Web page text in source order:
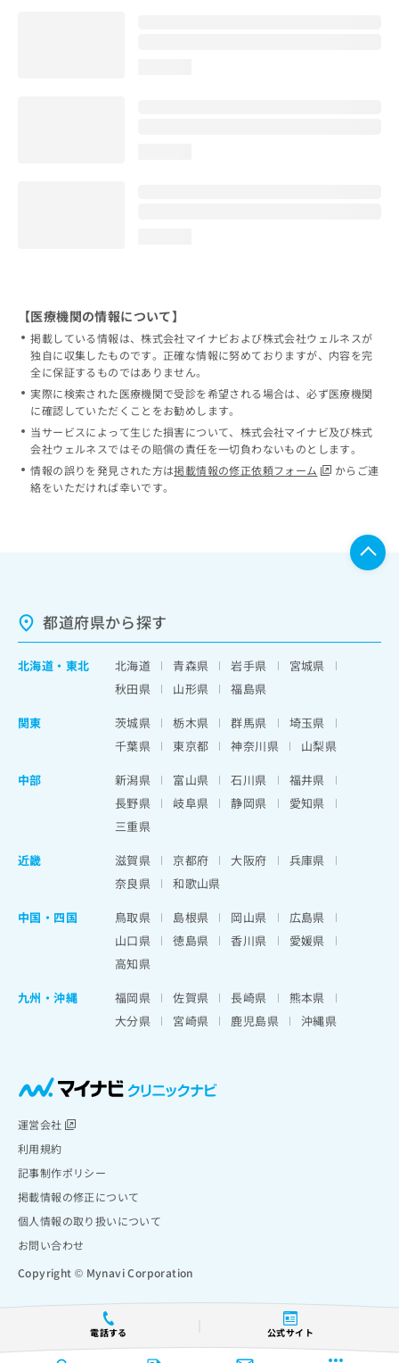
電話する 公式サイト
【医療機関の情報について】
掲載している情報は、株式会社マイナビおよび株式会社ウェルネスが
独自に収集したものです。正確な情報に努めておりますが、内容を完
全に保証するものではありません。
実際に検索された医療機関で受診を希望される場合は、必ず医療機関
に確認していただくことをお勧めします。
当サービスによって生じた損害について、株式会社マイナビ及び株式
会社ウェルネスではその賠償の責任を一切負わないものとします。
情報の誤りを発見された方は掲載情報の修正依頼フォーム
からご連
絡をいただければ幸いです。
都道府県から探す
北海道 ・ 東北 北海道 青森県 岩手県
宮城県
秋田県
山形県
福島県
関東
茨城県 栃木県 群馬県
埼玉県
千葉県
東京都 神奈川県
山梨県
中部
新潟県 富山県 石川県
福井県
長野県
岐阜県 静岡県
愛知県
三重県
近畿
滋賀県 京都府 大阪府
兵庫県
奈良県
和歌山県
中国・四国
鳥取県 島根県 岡山県
広島県
山口県
徳島県 香川県
愛媛県
高知県
九州・沖縄
福岡県 佐賀県 長崎県
熊本県
大分県
宮崎県 鹿児島県 沖縄県
運営会社
利用規約
記事制作ポリシー
掲載情報の修正について
個人情報の取り扱いについて
お問い合わせ
Copyright © Mynavi Corporation